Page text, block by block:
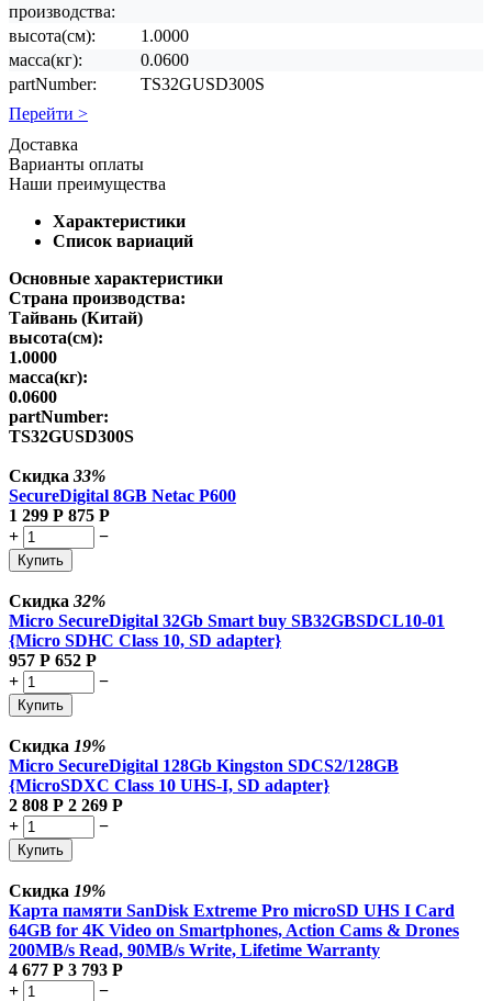
производства:
высота(см):
1.0000
масса(кг):
0.0600
partNumber:
TS32GUSD300S
Перейти >
Доставка
Варианты оплаты
Наши преимущества
Характеристики
Список вариаций
Основные характеристики
Страна производства:
Тайвань (Китай)
высота(см):
1.0000
масса(кг):
0.0600
partNumber:
TS32GUSD300S
Скидка 33%
SecureDigital 8GB Netac P600
1 299 Р 875 Р
+
−
Купить
Скидка 32%
Micro SecureDigital 32Gb Smart buy SB32GBSDCL10-01
{Micro SDHC Class 10, SD adapter}
957 Р 652 Р
+
−
Купить
Скидка 19%
Micro SecureDigital 128Gb Kingston SDCS2/128GB
{MicroSDXC Class 10 UHS-I, SD adapter}
2 808 Р 2 269 Р
+
−
Купить
Скидка 19%
Карта памяти SanDisk Extreme Pro microSD UHS I Card
64GB for 4K Video on Smartphones, Action Cams & Drones
200MB/s Read, 90MB/s Write, Lifetime Warranty
4 677 Р 3 793 Р
+
−